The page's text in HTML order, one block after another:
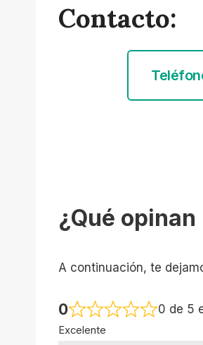
Contacto:
¿Qué
A continuación, te
0 0 de 5
Excelente